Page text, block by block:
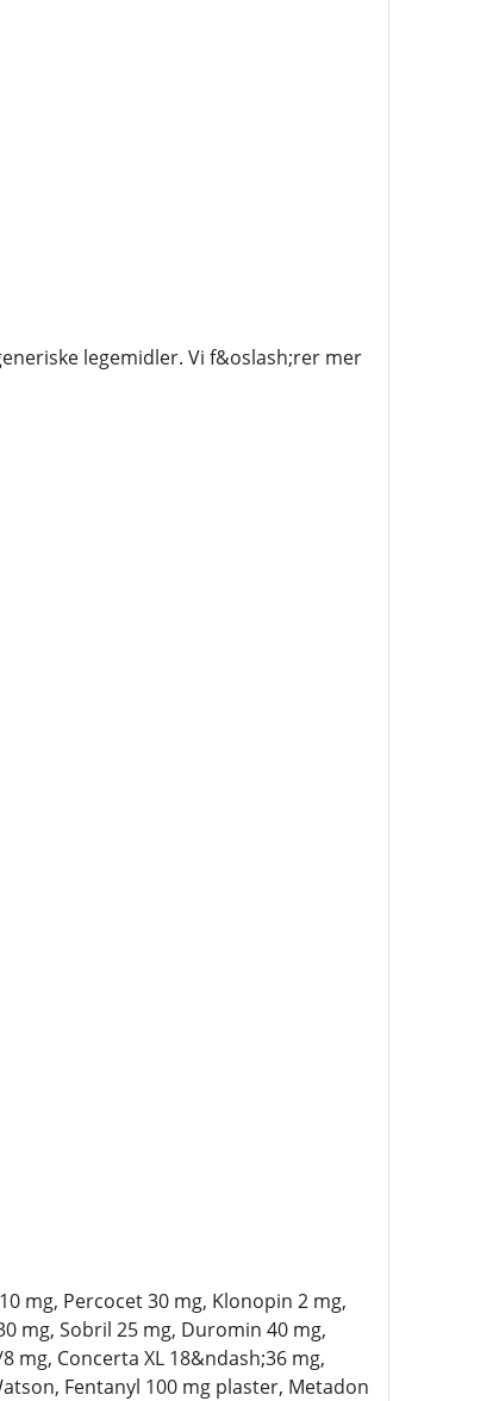
legemidler. Vi f&oslash;rer mer
mg, Percocet 30 mg, Klonopin 2 mg,
mg, Sobril 25 mg, Duromin 40 mg,
mg, Concerta XL 18&ndash;36 mg,
Fentanyl 100 mg plaster, Metadon